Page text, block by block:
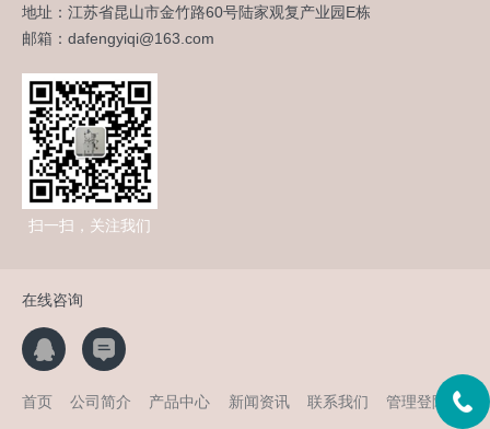
地址：江苏省昆山市金竹路60号陆家观复产业园E栋
邮箱：dafengyiqi@163.com
扫一扫，关注我们
在线咨询
首页 公司简介 产品中心 新闻资讯 联系我们 管理登陆